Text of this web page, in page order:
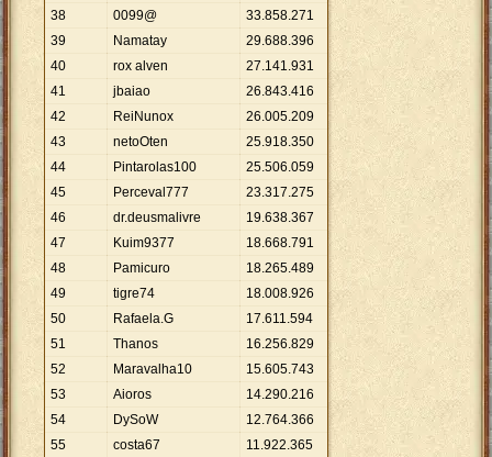
38
0099@ 33.858.271
39
Namatay 29.688.396
40
rox alven 27.141.931
41
jbaiao 26.843.416
42
ReiNunox 26.005.209
43
netoOten 25.918.350
44
Pintarolas100 25.506.059
45
Perceval777 23.317.275
46
dr.deusmalivre 19.638.367
47
Kuim9377 18.668.791
48
Pamicuro 18.265.489
49
tigre74 18.008.926
50
Rafaela.G 17.611.594
51
Thanos 16.256.829
52
Maravalha10 15.605.743
53
Aioros 14.290.216
54
DySoW 12.764.366
55
costa67 11.922.365